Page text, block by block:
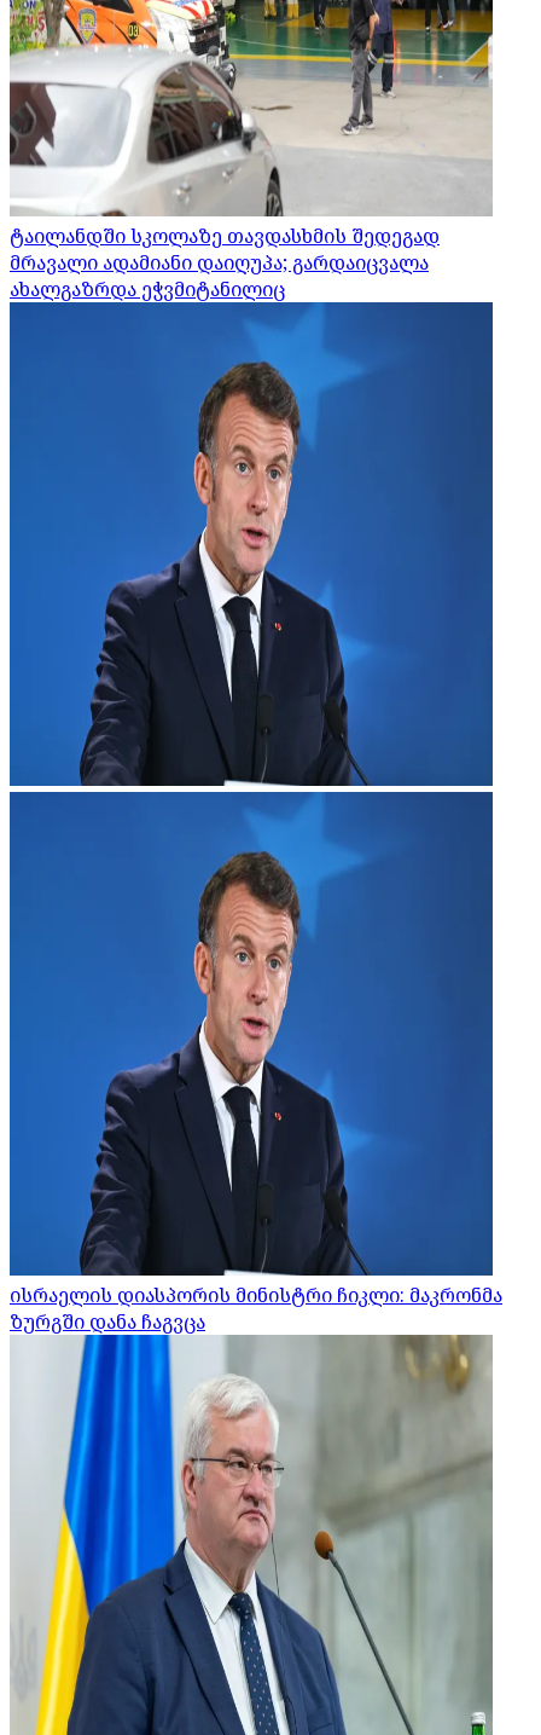
ტაილანდში სკოლაზე თავდასხმის შედეგად
მრავალი ადამიანი დაიღუპა; გარდაიცვალა
ახალგაზრდა ეჭვმიტანილიც
ისრაელის დიასპორის მინისტრი ჩიკლი: მაკრონმა
ზურგში დანა ჩაგვცა